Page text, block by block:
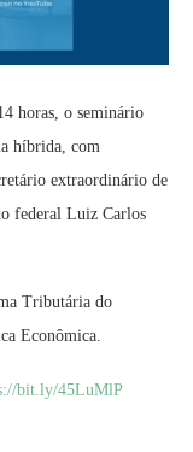
horas, o seminário
híbrida, com
extraordinário de
federal Luiz Carlos
Tributária do
Econômica.
bit.ly/45LuMlP